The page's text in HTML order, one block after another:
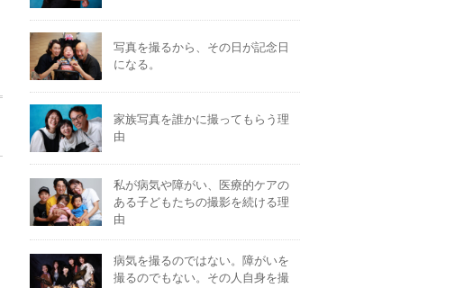
写真を撮るから、その日が記念日
になる。
家族写真を誰かに撮ってもらう理
由
私が病気や障がい、医療的ケアの
ある子どもたちの撮影を続ける理
由
病気を撮るのではない。障がいを
撮るのでもない。その人自身を撮